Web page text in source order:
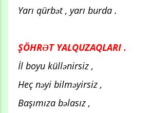
Yarı qürbət , yarı burda .
ŞÖHRƏT YALQUZAQLARI .
İl boyu küllənirsiz ,
Heç nəyi bilməyirsiz ,
Başımıza bəlasız ,